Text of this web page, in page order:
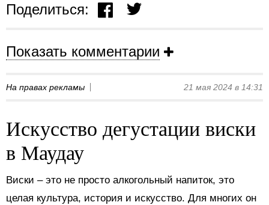
Поделиться:
Показать комментарии
На правах рекламы 21 мая 2024 в 14:31
Искусство дегустации виски
в Маудау
Виски – это не просто алкогольный напиток, это
целая культура, история и искусство. Для многих он